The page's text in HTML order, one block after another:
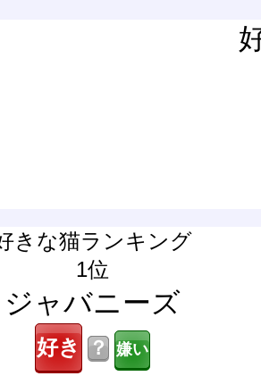
きな猫ランキング
1位
ジャバニーズ
？